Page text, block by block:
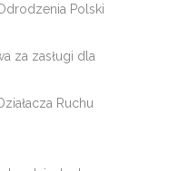
Polski
za zasługi dla
Ruchu